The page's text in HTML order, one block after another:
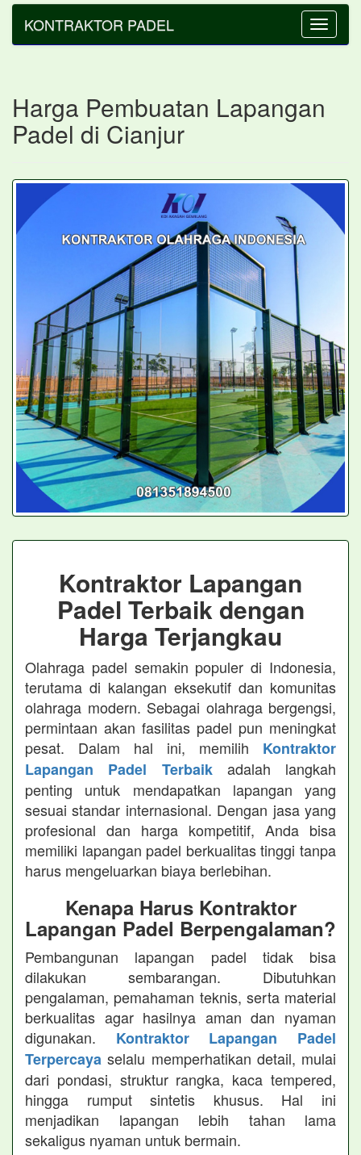
Toggle
KONTRAKTOR PADEL
Harga Pembuatan Lapangan
Padel di Cianjur
Kontraktor Lapangan
Padel Terbaik dengan
Harga Terjangkau
Olahraga padel semakin populer di Indonesia,
terutama di kalangan eksekutif dan komunitas
olahraga modern. Sebagai olahraga bergengsi,
permintaan akan fasilitas padel pun meningkat
pesat. Dalam hal ini, memilih Kontraktor
Lapangan Padel Terbaikadalah langkah
penting untuk mendapatkan lapangan yang
sesuai standar internasional. Dengan jasa yang
profesional dan harga kompetitif, Anda bisa
memiliki lapangan padel berkualitas tinggi tanpa
harus mengeluarkan biaya berlebihan.
Kenapa Harus Kontraktor
Lapangan Padel Berpengalaman?
Pembangunan lapangan padel tidak bisa
dilakukan sembarangan. Dibutuhkan
pengalaman, pemahaman teknis, serta material
berkualitas agar hasilnya aman dan nyaman
digunakan. Kontraktor Lapangan Padel
Terpercaya selalu memperhatikan detail, mulai
dari pondasi, struktur rangka, kaca tempered,
hingga rumput sintetis khusus. Hal ini
menjadikan lapangan lebih tahan lama
sekaligus nyaman untuk bermain.